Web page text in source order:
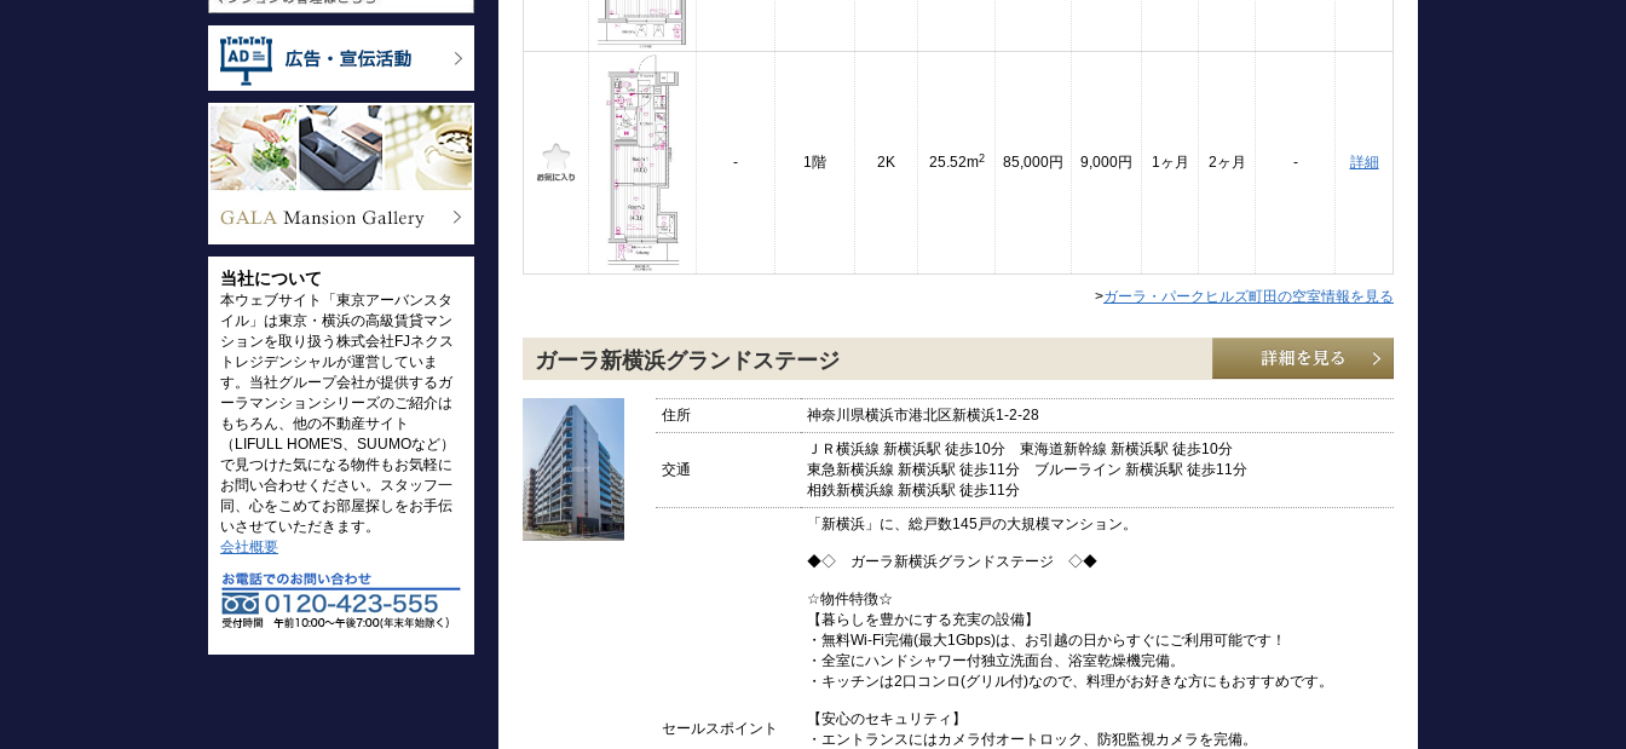
当社について
本ウェブサイト「東京アーバンスタ
イル」は東京・横浜の高級賃貸マン
ションを取り扱う株式会社FJネクス
トレジデンシャルが運営していま
す。当社グループ会社が提供するガ
ーラマンションシリーズのご紹介は
もちろん、他の不動産サイト
（LIFULL HOME'S、SUUMOなど）
で見つけた気になる物件もお気軽に
お問い合わせください。スタッフ一
同、心をこめてお部屋探しをお手伝
いさせていただきます。
会社概要
- 1階 2K 25.52m2 85,000円 9,000円 1ヶ月 2ヶ月 - 詳細
>ガーラ・パークヒルズ町田の空室情報を見る
ガーラ新横浜グランドステージ
住所 神奈川県横浜市港北区新横浜1-2-28
交通
ＪＲ横浜線 新横浜駅 徒歩10分 東海道新幹線 新横浜駅 徒歩10分
東急新横浜線 新横浜駅 徒歩11分 ブルーライン 新横浜駅 徒歩11分
相鉄新横浜線 新横浜駅 徒歩11分
セールスポイント
「新横浜」に、総戸数145戸の大規模マンション。
◆◇ ガーラ新横浜グランドステージ ◇◆
☆物件特徴☆
【暮らしを豊かにする充実の設備】
・無料Wi-Fi完備(最大1Gbps)は、お引越の日からすぐにご利用可能です！
・全室にハンドシャワー付独立洗面台、浴室乾燥機完備。
・キッチンは2口コンロ(グリル付)なので、料理がお好きな方にもおすすめです。
【安心のセキュリティ】
・エントランスにはカメラ付オートロック、防犯監視カメラを完備。